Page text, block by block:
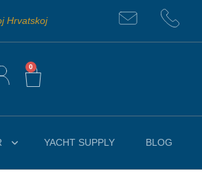
Hrvatskoj
0
YACHT SUPPLY BLOG